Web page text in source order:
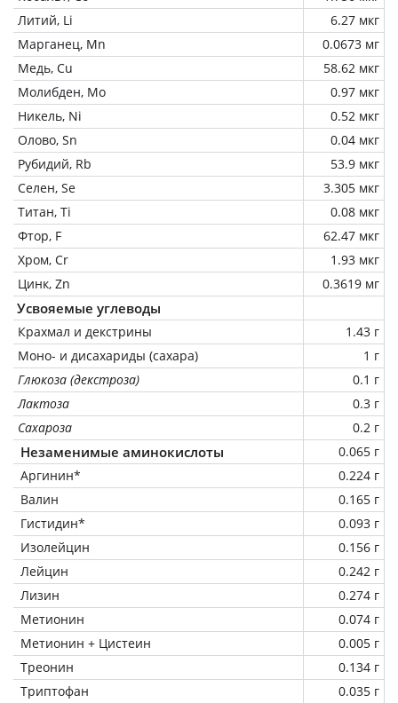
Литий, Li
6.27 мкг
Марганец, Mn
0.0673 мг
Медь, Cu
58.62 мкг
Молибден, Mo
0.97 мкг
Никель, Ni
0.52 мкг
Олово, Sn
0.04 мкг
Рубидий, Rb
53.9 мкг
Селен, Se
3.305 мкг
Титан, Ti
0.08 мкг
Фтор, F
62.47 мкг
Хром, Cr
1.93 мкг
Цинк, Zn
0.3619 мг
Усвояемые углеводы
Крахмал и декстрины
1.43 г
Моно- и дисахариды (сахара)
1 г
Глюкоза (декстроза)
0.1 г
Лактоза
0.3 г
Сахароза
0.2 г
Незаменимые аминокислоты
0.065 г
Аргинин*
0.224 г
Валин
0.165 г
Гистидин*
0.093 г
Изолейцин
0.156 г
Лейцин
0.242 г
Лизин
0.274 г
Метионин
0.074 г
Метионин + Цистеин
0.005 г
Треонин
0.134 г
Триптофан
0.035 г